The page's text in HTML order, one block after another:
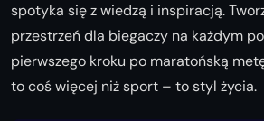
spotyka się z wiedzą i inspiracją.
przestrzeń dla biegaczy na każdym
pierwszego kroku po maratońską
to coś więcej niż sport – to styl życia.